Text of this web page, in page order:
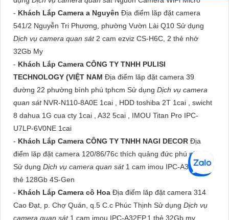
- Khách Lắp Camera a Nguyên Địa điểm lăp đặt camera
541/2 Nguyễn Tri Phương, phường Vườn Lài Q10 Sử dụng
Dịch vụ camera quan sát 2 cam ezviz CS-H6C, 2 thẻ nhớ
32Gb My
- Khách Lắp Camera CÔNG TY TNHH PULISI
TECHNOLOGY (VIỆT NAM Địa điểm lăp đặt camera 39
đường 22 phường bình phú tphcm Sử dụng Dịch vụ camera
quan sát NVR-N110-8A0E 1cai , HDD toshiba 2T 1cai , swicht
8 dahua 1G cua cty 1cai , A32 5cai , IMOU Titan Pro IPC-
U7LP-6V0NE 1cai
- Khách Lắp Camera CÔNG TY TNHH NAGI DECOR Địa
điểm lăp đặt camera 120/86/76c thích quảng đức phú nhuận
Sử dụng Dịch vụ camera quan sát 1 cam imou IPC-A32EP, 1
thẻ 128Gb 4S-Gen
- Khách Lắp Camera cô Hoa Địa điểm lăp đặt camera 314
Cao Đạt, p. Chợ Quán, q.5 C.c Phúc Thịnh Sử dụng Dịch vụ
camera quan sát 1 cam imou IPC-A32EP,1 thẻ 32Gb my